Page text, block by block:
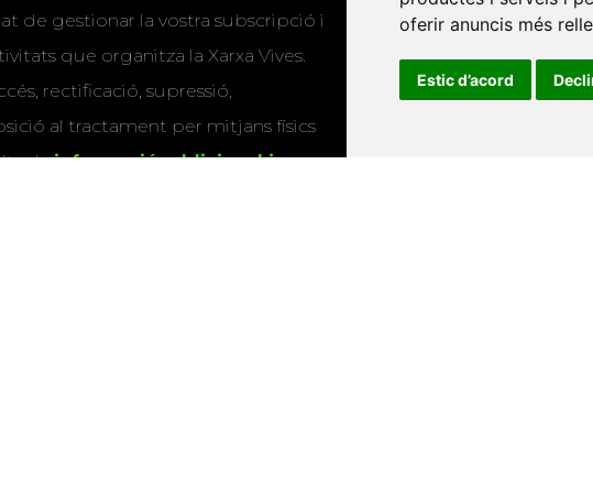
oferir anuncis més
Estic d’acord
de gestionar la vostra subscripció i
que organitza la Xarxa Vives.
rectificació, supressió,
al tractament per mitjans físics
lainformació addicional i
Editorials
Twitter